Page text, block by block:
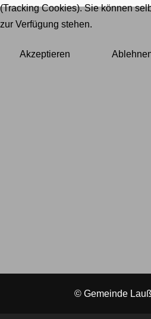
© Gemeinde
(Tracking Cookies). Sie können
zur Verfügung stehen.
Akzeptieren